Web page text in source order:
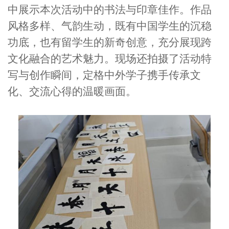
中展示本次活动中的书法与印章佳作。作品
风格多样、气韵生动，既有中国学生的沉稳
功底，也有留学生的新奇创意，充分展现跨
文化融合的艺术魅力。现场还拍摄了活动特
写与创作瞬间，定格中外学子携手传承文
化、交流心得的温暖画面。